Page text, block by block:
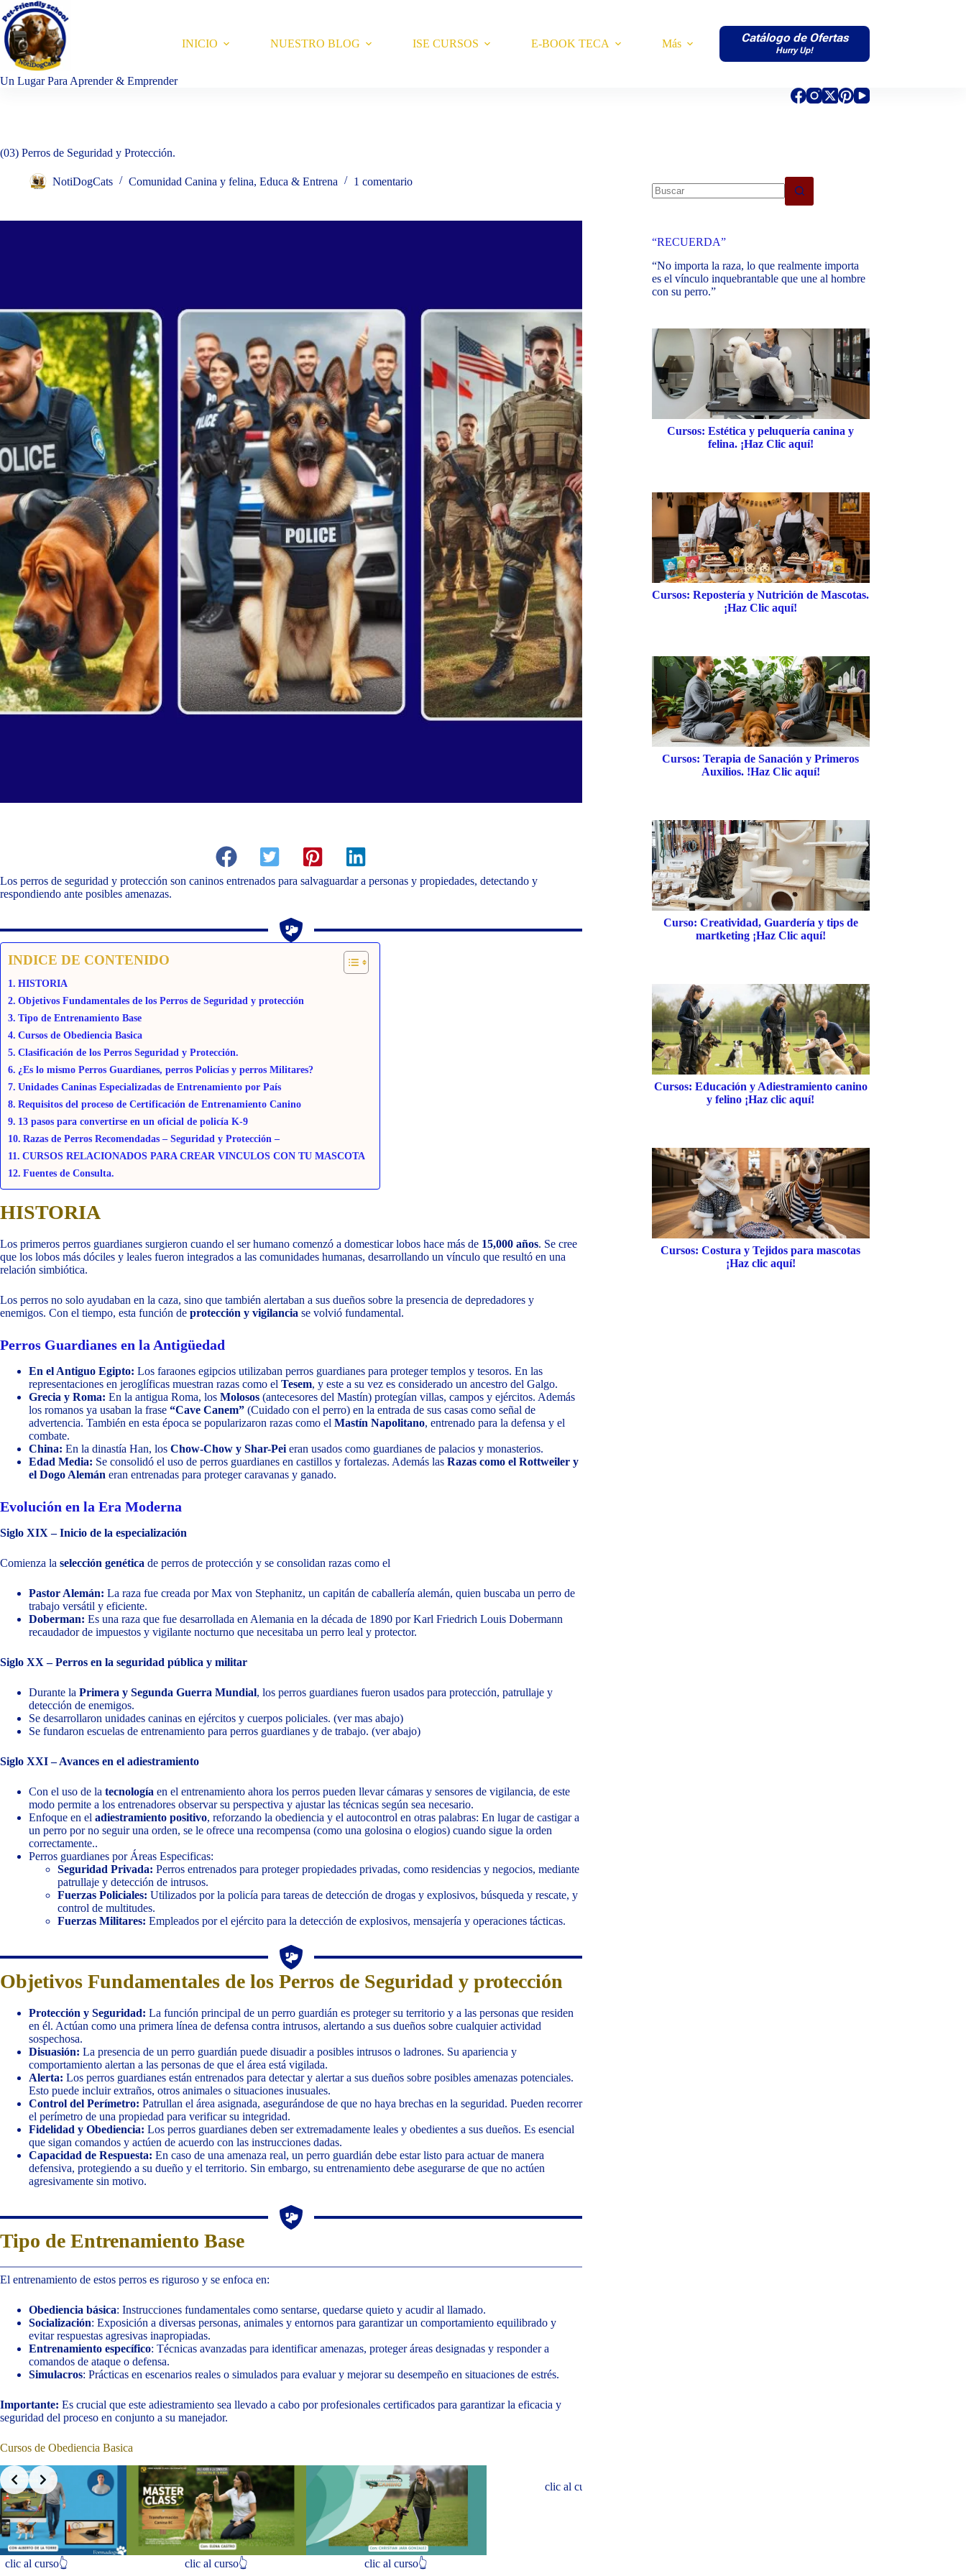
Saltar
al
contenido
Un Lugar Para Aprender & Emprender
INICIO NUESTRO BLOG ISE CURSOS E-BOOK TECA Más Catálogo de Ofertas
Hurry Up!
(03) Perros de Seguridad y Protección.
NotiDogCats Comunidad Canina y felina, Educa & Entrena 1 comentario
Los perros de seguridad y protección son caninos entrenados para salvaguardar a personas y propiedades, detectando y
respondiendo ante posibles amenazas.
INDICE DE CONTENIDO
HISTORIA
Objetivos Fundamentales de los Perros de Seguridad y protección
Tipo de Entrenamiento Base
Cursos de Obediencia Basica
Clasificación de los Perros Seguridad y Protección.
¿Es lo mismo Perros Guardianes, perros Policías y perros Militares?
Unidades Caninas Especializadas de Entrenamiento por País
Requisitos del proceso de Certificación de Entrenamiento Canino
13 pasos para convertirse en un oficial de policía K-9
Razas de Perros Recomendadas – Seguridad y Protección –
CURSOS RELACIONADOS PARA CREAR VINCULOS CON TU MASCOTA
Fuentes de Consulta.
HISTORIA
Los primeros perros guardianes surgieron cuando el ser humano comenzó a domesticar lobos hace más de 15,000 años. Se cree
que los lobos más dóciles y leales fueron integrados a las comunidades humanas, desarrollando un vínculo que resultó en una
relación simbiótica.
Los perros no solo ayudaban en la caza, sino que también alertaban a sus dueños sobre la presencia de depredadores y
enemigos. Con el tiempo, esta función de protección y vigilancia se volvió fundamental.
Perros Guardianes en la Antigüedad
En el Antiguo Egipto: Los faraones egipcios utilizaban perros guardianes para proteger templos y tesoros. En las
representaciones en jeroglíficas muestran razas como el Tesem, y este a su vez es considerado un ancestro del Galgo.
Grecia y Roma: En la antigua Roma, los Molosos (antecesores del Mastín) protegían villas, campos y ejércitos. Además
los romanos ya usaban la frase “Cave Canem” (Cuidado con el perro) en la entrada de sus casas como señal de
advertencia. También en esta época se popularizaron razas como el Mastín Napolitano, entrenado para la defensa y el
combate.
China: En la dinastía Han, los Chow-Chow y Shar-Pei eran usados como guardianes de palacios y monasterios.
Edad Media: Se consolidó el uso de perros guardianes en castillos y fortalezas. Además las Razas como el Rottweiler y
el Dogo Alemán eran entrenadas para proteger caravanas y ganado.
Evolución en la Era Moderna
Siglo XIX – Inicio de la especialización
Comienza la selección genética de perros de protección y se consolidan razas como el
Pastor Alemán: La raza fue creada por Max von Stephanitz, un capitán de caballería alemán, quien buscaba un perro de
trabajo versátil y eficiente.
Doberman: Es una raza que fue desarrollada en Alemania en la década de 1890 por Karl Friedrich Louis Dobermann
recaudador de impuestos y vigilante nocturno que necesitaba un perro leal y protector.
Siglo XX – Perros en la seguridad pública y militar
Durante la Primera y Segunda Guerra Mundial, los perros guardianes fueron usados para protección, patrullaje y
detección de enemigos.
Se desarrollaron unidades caninas en ejércitos y cuerpos policiales. (ver mas abajo)
Se fundaron escuelas de entrenamiento para perros guardianes y de trabajo. (ver abajo)
Siglo XXI – Avances en el adiestramiento
Con el uso de la tecnología en el entrenamiento ahora los perros pueden llevar cámaras y sensores de vigilancia, de este
modo permite a los entrenadores observar su perspectiva y ajustar las técnicas según sea necesario.
Enfoque en el adiestramiento positivo, reforzando la obediencia y el autocontrol en otras palabras: En lugar de castigar a
un perro por no seguir una orden, se le ofrece una recompensa (como una golosina o elogios) cuando sigue la orden
correctamente..
Perros guardianes por Áreas Especificas:
Seguridad Privada: Perros entrenados para proteger propiedades privadas, como residencias y negocios, mediante
patrullaje y detección de intrusos.
Fuerzas Policiales: Utilizados por la policía para tareas de detección de drogas y explosivos, búsqueda y rescate, y
control de multitudes.
Fuerzas Militares: Empleados por el ejército para la detección de explosivos, mensajería y operaciones tácticas.
Objetivos Fundamentales de los Perros de Seguridad y protección
Protección y Seguridad: La función principal de un perro guardián es proteger su territorio y a las personas que residen
en él. Actúan como una primera línea de defensa contra intrusos, alertando a sus dueños sobre cualquier actividad
sospechosa.
Disuasión: La presencia de un perro guardián puede disuadir a posibles intrusos o ladrones. Su apariencia y
comportamiento alertan a las personas de que el área está vigilada.
Alerta: Los perros guardianes están entrenados para detectar y alertar a sus dueños sobre posibles amenazas potenciales.
Esto puede incluir extraños, otros animales o situaciones inusuales.
Control del Perímetro: Patrullan el área asignada, asegurándose de que no haya brechas en la seguridad. Pueden recorrer
el perímetro de una propiedad para verificar su integridad.
Fidelidad y Obediencia: Los perros guardianes deben ser extremadamente leales y obedientes a sus dueños. Es esencial
que sigan comandos y actúen de acuerdo con las instrucciones dadas.
Capacidad de Respuesta: En caso de una amenaza real, un perro guardián debe estar listo para actuar de manera
defensiva, protegiendo a su dueño y el territorio. Sin embargo, su entrenamiento debe asegurarse de que no actúen
agresivamente sin motivo.
Tipo de Entrenamiento Base
El entrenamiento de estos perros es riguroso y se enfoca en:
Obediencia básica: Instrucciones fundamentales como sentarse, quedarse quieto y acudir al llamado.
Socialización: Exposición a diversas personas, animales y entornos para garantizar un comportamiento equilibrado y
evitar respuestas agresivas inapropiadas.
Entrenamiento específico: Técnicas avanzadas para identificar amenazas, proteger áreas designadas y responder a
comandos de ataque o defensa.
Simulacros: Prácticas en escenarios reales o simulados para evaluar y mejorar su desempeño en situaciones de estrés.
Importante: Es crucial que este adiestramiento sea llevado a cabo por profesionales certificados para garantizar la eficacia y
seguridad del proceso en conjunto a su manejador.
Cursos de Obediencia Basica
Slide 3 of 3
“RECUERDA”
“No importa la raza, lo que realmente importa
es el vínculo inquebrantable que une al hombre
con su perro.”
Cursos: Estética y peluquería canina y
felina. ¡Haz Clic aquí!
Cursos: Repostería y Nutrición de Mascotas.
¡Haz Clic aquí!
Cursos: Terapia de Sanación y Primeros
Auxilios. !Haz Clic aquí!
Curso: Creatividad, Guardería y tips de
martketing ¡Haz Clic aquí!
Cursos: Educación y Adiestramiento canino
y felino ¡Haz clic aquí!
Cursos: Costura y Tejidos para mascotas
¡Haz clic aquí!